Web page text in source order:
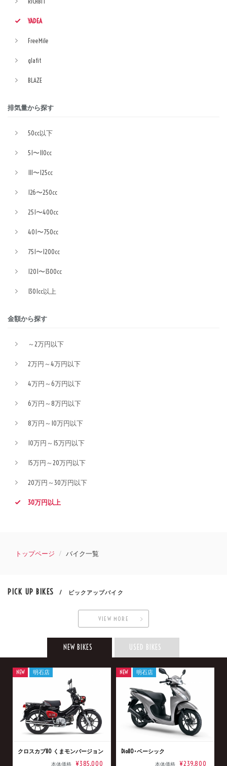
YADEA
FreeMile
glafit
BLAZE
排気量から探す
50cc以下
51〜110cc
111〜125cc
126〜250cc
251〜400cc
401〜750cc
751〜1200cc
1201〜1300cc
1301cc以上
金額から探す
～2万円以下
2万円～4万円以下
4万円～6万円以下
6万円～8万円以下
8万円～10万円以下
10万円～15万円以下
15万円～20万円以下
20万円～30万円以下
30万円以上
トップページ バイク一覧
PICK UP BIKES / ピックアップバイク
VIEW MORE
NEW BIKES USED BIKES
クロスカブ110 くまモンバージョン
本体価格 ¥385,000
NEW 明石店
Dio110･ベーシック
本体価格 ¥239,800
NEW 明石店